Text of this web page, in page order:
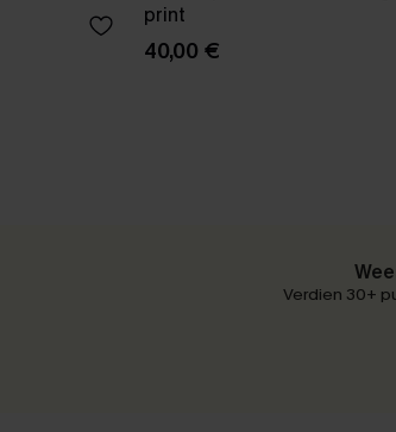
print
40,00 €
Verdien 30+